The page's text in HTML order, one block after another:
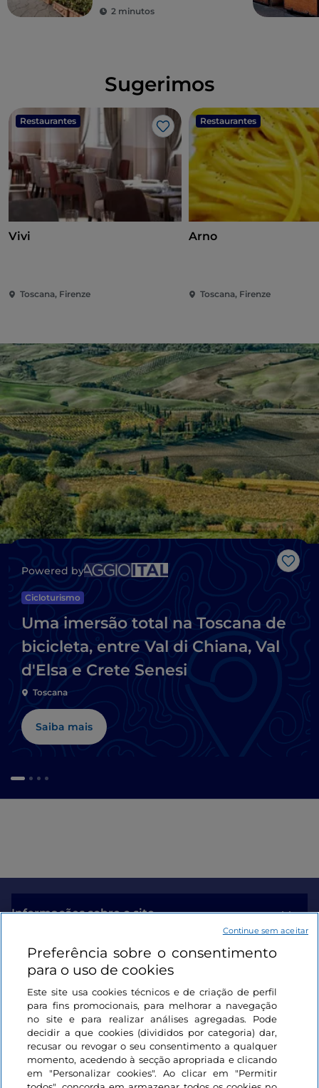
2 minutos
Sugerimos
Restaurantes
Gosto
Vivi
Toscana, Firenze
Restaurantes
Arno
Toscana, Firenze
Powered by
Cicloturismo
Uma imersão total na Toscana de
bicicleta, entre Val di Chiana, Val
d'Elsa e Crete Senesi
Toscana
Saiba mais
Informações sobre o site
Ligações úteis
Iniciar sessão
Mantenha-se em contacto
Preferência sobre o consentimento
para o uso de cookies
Este site usa cookies técnicos e de criação de perfil
para fins promocionais, para melhorar a navegação
no site e para realizar análises agregadas. Pode
decidir a que cookies (divididos por categoria) dar,
recusar ou revogar o seu consentimento a qualquer
momento, acedendo à secção apropriada e clicando
em "Personalizar cookies". Ao clicar em "Permitir
Continue sem aceitar